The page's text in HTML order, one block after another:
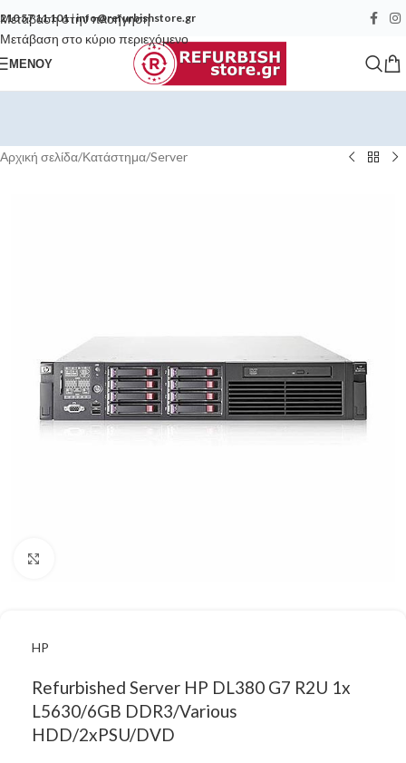
Μετάβαση στην πλοήγηση
Μετάβαση στο κύριο περιεχόμενο
210 57 11 101|info@refurbishstore.gr
ΜΕΝΟΎ
Αρχική σελίδα/Κατάστημα/Server
HP
Refurbished Server HP DL380 G7 R2U 1x
L5630/6GB DDR3/Various
HDD/2xPSU/DVD